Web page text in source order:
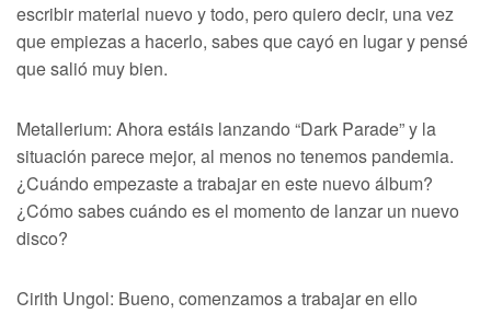
escribir material nuevo y todo, pero quiero decir, una vez
que empiezas a hacerlo, sabes que cayó en lugar y pensé
que salió muy bien.
Metallerium: Ahora estáis lanzando “Dark Parade” y la
situación parece mejor, al menos no tenemos pandemia.
¿Cuándo empezaste a trabajar en este nuevo álbum?
¿Cómo sabes cuándo es el momento de lanzar un nuevo
disco?
Cirith Ungol: Bueno, comenzamos a trabajar en ello